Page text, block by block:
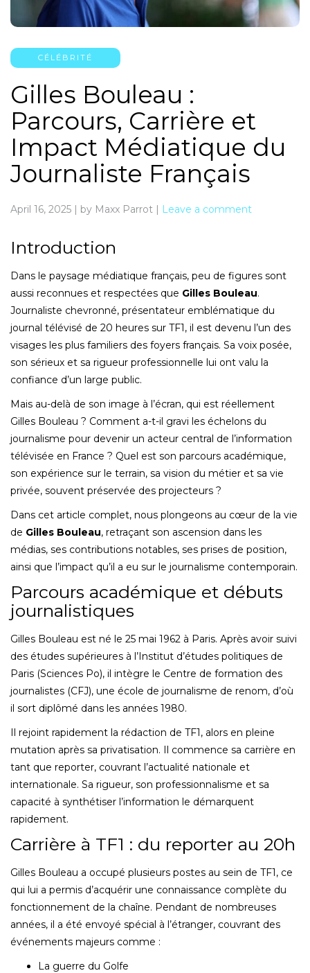
CÉLÉBRITÉ
Gilles Bouleau :
Parcours, Carrière et
Impact Médiatique du
Journaliste Français
April 16, 2025 | by Maxx Parrot | Leave a comment
Introduction
Dans le paysage médiatique français, peu de figures sont
aussi reconnues et respectées que Gilles Bouleau.
Journaliste chevronné, présentateur emblématique du
journal télévisé de 20 heures sur TF1, il est devenu l’un des
visages les plus familiers des foyers français. Sa voix posée,
son sérieux et sa rigueur professionnelle lui ont valu la
confiance d’un large public.
Mais au-delà de son image à l’écran, qui est réellement
Gilles Bouleau ? Comment a-t-il gravi les échelons du
journalisme pour devenir un acteur central de l’information
télévisée en France ? Quel est son parcours académique,
son expérience sur le terrain, sa vision du métier et sa vie
privée, souvent préservée des projecteurs ?
Dans cet article complet, nous plongeons au cœur de la vie
de Gilles Bouleau, retraçant son ascension dans les
médias, ses contributions notables, ses prises de position,
ainsi que l’impact qu’il a eu sur le journalisme contemporain.
Parcours académique et débuts
journalistiques
Gilles Bouleau est né le 25 mai 1962 à Paris. Après avoir suivi
des études supérieures à l’Institut d’études politiques de
Paris (Sciences Po), il intègre le Centre de formation des
journalistes (CFJ), une école de journalisme de renom, d’où
il sort diplômé dans les années 1980.
Il rejoint rapidement la rédaction de TF1, alors en pleine
mutation après sa privatisation. Il commence sa carrière en
tant que reporter, couvrant l’actualité nationale et
internationale. Sa rigueur, son professionnalisme et sa
capacité à synthétiser l’information le démarquent
rapidement.
Carrière à TF1 : du reporter au 20h
Gilles Bouleau a occupé plusieurs postes au sein de TF1, ce
qui lui a permis d’acquérir une connaissance complète du
fonctionnement de la chaîne. Pendant de nombreuses
années, il a été envoyé spécial à l’étranger, couvrant des
événements majeurs comme :
La guerre du Golfe